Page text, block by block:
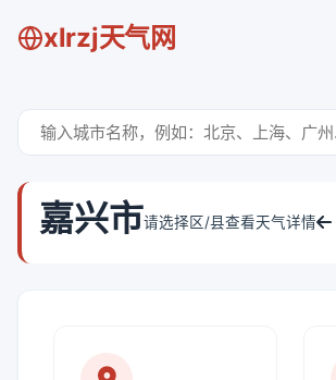
xlrzj天气网
嘉兴市请选择区/县查看天气详情